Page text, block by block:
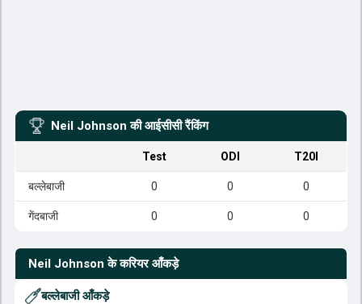
Neil Johnson की आईसीसी रैंकिंग
Test ODI T20I
बल्लेबाजी 0 0 0
गेंदबाजी 0 0 0
Neil Johnson के करियर आँकड़े
बल्लेबाजी आँकड़े